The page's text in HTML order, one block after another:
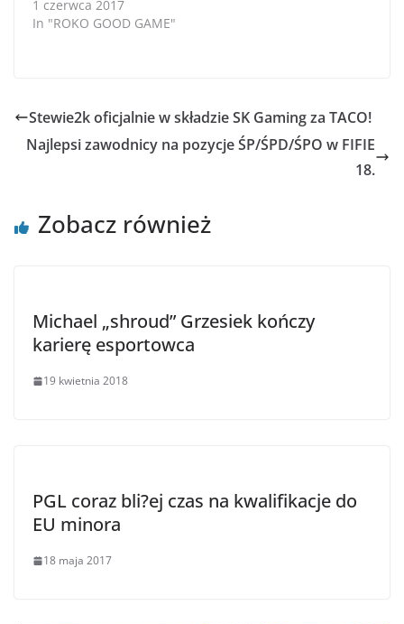
1 czerwca 2017
In "ROKO GOOD GAME"
Stewie2k oficjalnie w składzie SK Gaming za TACO!
Najlepsi zawodnicy na pozycje ŚP/ŚPD/ŚPO w FIFIE
18.
Zobacz również
Michael „shroud” Grzesiek kończy
karierę esportowca
19 kwietnia 2018
PGL coraz bli?ej czas na kwalifikacje do
EU minora
18 maja 2017